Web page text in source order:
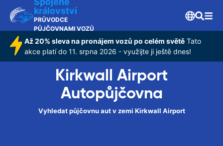
království
PRŮVODCE
PŮJČOVNAMI VOZŮ
Až 20% sleva na pronájem vozů po celém světě Tato
akce platí do 11. srpna 2026 - využijte ji ještě dnes!
Kirkwall Airport
Autopůjčovna
Vyhledat půjčovnu aut v zemi Kirkwall Airport